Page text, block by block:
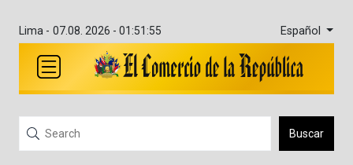
Lima - 07.08. 2026 - 01:51:55 Español
Buscar